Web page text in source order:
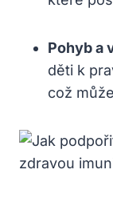
Pohyb a
děti k
což